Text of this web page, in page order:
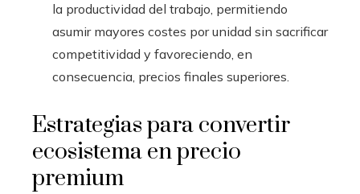
la productividad del trabajo, permitiendo
asumir mayores costes por unidad sin sacrificar
competitividad y favoreciendo, en
consecuencia, precios finales superiores.
Estrategias para convertir
ecosistema en precio
premium